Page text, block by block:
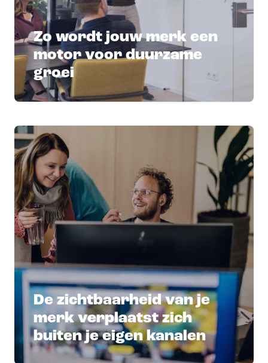
Zo wordt jouw merk een
motor voor duurzame
groei
De zichtbaarheid van je
merk verplaatst zich
buiten je eigen kanalen